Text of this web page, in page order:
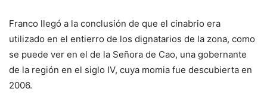
Franco llegó a la conclusión de que el cinabrio era
utilizado en el entierro de los dignatarios de la zona, como
se puede ver en el de la Señora de Cao, una gobernante
de la región en el siglo IV, cuya momia fue descubierta en
2006.